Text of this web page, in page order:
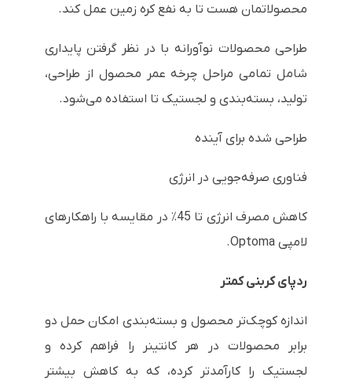
محصولاتمان هست تا به نفع کره زمین عمل کند.
طراحی محصولات نوآورانه با در نظر گرفتن پایداری
شامل تمامی مراحل چرخه عمر محصول از طراحی،
تولید، بسته‌بندی و لجستیک تا استفاده می‌شود.
طراحی شده برای آینده
فناوری صرفه‌جویی در انرژی
کاهش مصرف انرژی تا 45٪ در مقایسه با راهکارهای
لامپی Optoma.
ردپای کربنی کمتر
اندازه کوچک‌تر محصول و بسته‌بندی امکان حمل دو
برابر محصولات در هر کانتینر را فراهم کرده و
لجستیک را کارآمدتر کرده، که به کاهش بیشتر